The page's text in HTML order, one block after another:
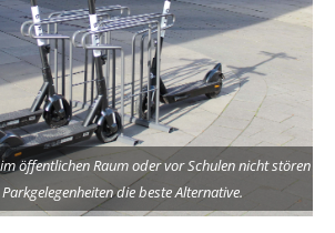
öffentlichen Raum oder vor Schulen nicht stören
die beste Alternative.